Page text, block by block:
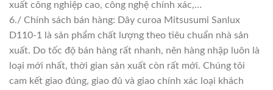
xuất công nghiệp cao, công nghệ chính xác,…
6./ Chính sách bán hàng: Dây curoa Mitsusumi Sanlux
D110-1 là sản phẩm chất lượng theo tiêu chuẩn nhà sản
xuất. Do tốc độ bán hàng rất nhanh, nên hàng nhập luôn là
loại mới nhất, thời gian sản xuất còn rất mới. Chúng tôi
cam kết giao đúng, giao đủ và giao chính xác loại khách